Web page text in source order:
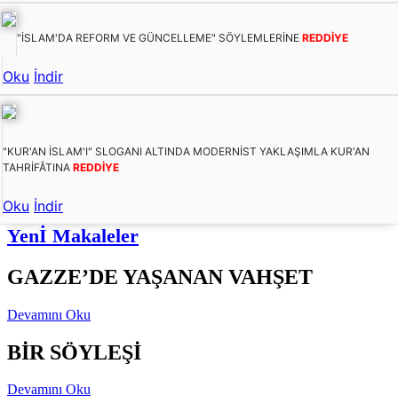
"İSLAM'DA REFORM VE GÜNCELLEME" SÖYLEMLERİNE REDDİYE
Oku İndir
"KUR'AN İSLAM'I" SLOGANI ALTINDA MODERNİST YAKLAŞIMLA KUR'AN
TAHRİFÂTINA REDDİYE
Oku İndir
Yenİ Makaleler
GAZZE’DE YAŞANAN VAHŞET
Devamını Oku
BİR SÖYLEŞİ
Devamını Oku